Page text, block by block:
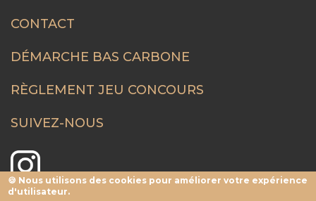
CONTACT
DÉMARCHE BAS CARBONE
RÈGLEMENT JEU CONCOURS
SUIVEZ-NOUS
🍪 Nous utilisons des cookies pour améliorer votre expérience
d'utilisateur.